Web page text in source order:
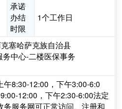
承诺
办结
时限
1个工作日
塞哈萨克族自治县
中心-二楼医保事务
午8:30-12:00，下午3:00-6:0
12:00，下午2:30-6:00法定
务服务网可正常访问、注册和